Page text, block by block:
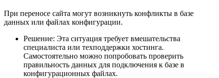
При переносе сайта могут возникнуть конфликты в базе
данных или файлах конфигурации.
Решение: Эта ситуация требует вмешательства
специалиста или техподдержки хостинга.
Самостоятельно можно попробовать проверить
правильность данных для подключения к базе в
конфигурационных файлах.